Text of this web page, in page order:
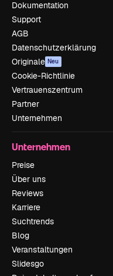
Dokumentation
Support
AGB
Datenschutzerklärung
Originale Neu
Cookie-Richtlinie
Vertrauenszentrum
Partner
Unternehmen
Unternehmen
Preise
Über uns
Reviews
Karriere
Suchtrends
Blog
Veranstaltungen
Slidesgo